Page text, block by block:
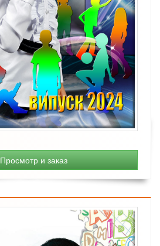
Просмотр и заказ